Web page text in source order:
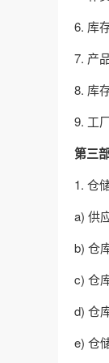
6. 库
7. 产
8. 库
9. 工
第三
1. 仓
a) 供
b) 仓
c) 仓
d) 仓
e) 仓